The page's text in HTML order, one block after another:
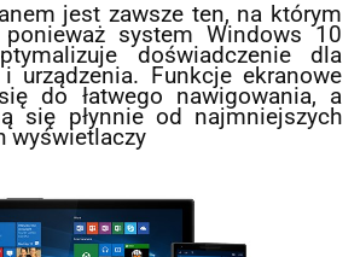
jest zawsze ten, na którym
system Windows 10
doświadczenie dla
urządzenia. Funkcje ekranowe
do łatwego nawigowania, a
się płynnie od najmniejszych
wyświetlaczy